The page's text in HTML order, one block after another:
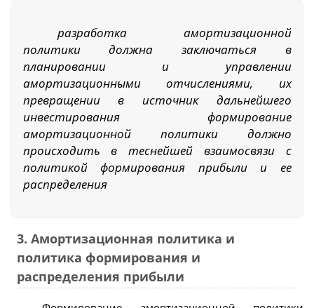
разработка амортизационной
политики должна заключаться в
планировании и управлении
амортизационными отчислениями, их
превращении в источник дальнейшего
инвестирования формирование
амортизационной политики должно
происходить в теснейшей взаимосвязи с
политикой формирования прибыли и ее
распределения
3. Амортизационная политика и
политика формирования и
распределения прибыли